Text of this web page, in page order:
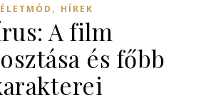
ÉLETMÓD , HÍREK
A film
és főbb